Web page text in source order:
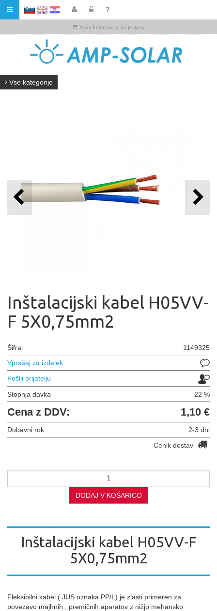
HR
Vaša košarica je še prazna
Vse kategorije
Inštalacijski kabel H05VV-
F 5X0,75mm2
Šifra:
1149325
Vprašaj za izdelek
Pošlji prijatelju
Stopnja davka 22 %
Cena z DDV: 1,10 €
Dobavni rok
2-3 dni
Cenik dostav
DODAJ V KOŠARICO
Inštalacijski kabel H05VV-F
5X0,75mm2
Fleksibilni kabel ( JUS oznaka PP/L) je zlasti primeren za
povezavo majhnih , premičnih aparatov z nižjo mehansko